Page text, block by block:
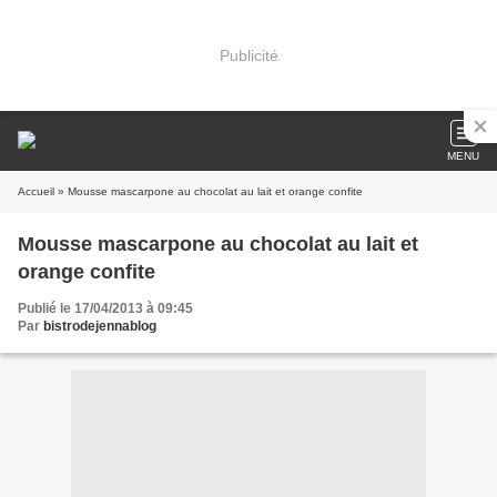
Publicité
MENU
Accueil » Mousse mascarpone au chocolat au lait et orange confite
Mousse mascarpone au chocolat au lait et
orange confite
Publié le 17/04/2013 à 09:45
Par bistrodejennablog